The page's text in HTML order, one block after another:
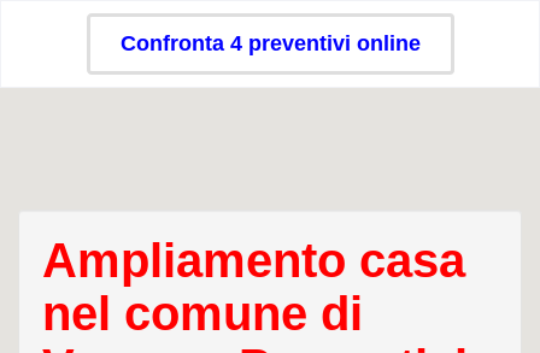
Confronta 4 preventivi online
Ampliamento casa
nel comune di